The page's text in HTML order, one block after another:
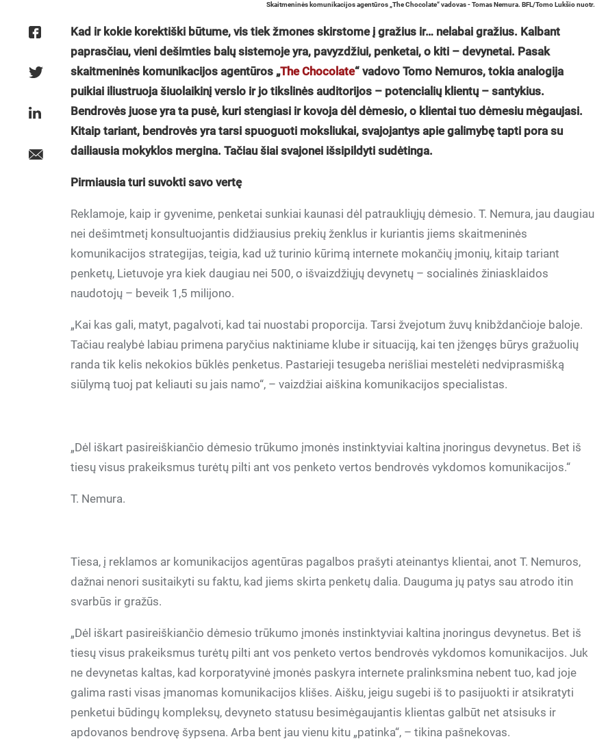
Skaitmeninės komunikacijos agentūros „The Chocolate“ vadovas - Tomas Nemura. BFL/Tomo Lukšio nuotr.
Kad ir kokie korektiški būtume, vis tiek žmones skirstome į gražius ir… nelabai gražius. Kalbant
paprasčiau, vieni dešimties balų sistemoje yra, pavyzdžiui, penketai, o kiti – devynetai. Pasak
skaitmeninės komunikacijos agentūros „The Chocolate“ vadovo Tomo Nemuros, tokia analogija
puikiai iliustruoja šiuolaikinį verslo ir jo tikslinės auditorijos – potencialių klientų – santykius.
Bendrovės juose yra ta pusė, kuri stengiasi ir kovoja dėl dėmesio, o klientai tuo dėmesiu mėgaujasi.
Kitaip tariant, bendrovės yra tarsi spuoguoti moksliukai, svajojantys apie galimybę tapti pora su
dailiausia mokyklos mergina. Tačiau šiai svajonei išsipildyti sudėtinga.
Pirmiausia turi suvokti savo vertę
Reklamoje, kaip ir gyvenime, penketai sunkiai kaunasi dėl patraukliųjų dėmesio. T. Nemura, jau daugiau
nei dešimtmetį konsultuojantis didžiausius prekių ženklus ir kuriantis jiems skaitmeninės
komunikacijos strategijas, teigia, kad už turinio kūrimą internete mokančių įmonių, kitaip tariant
penketų, Lietuvoje yra kiek daugiau nei 500, o išvaizdžiųjų devynetų – socialinės žiniasklaidos
naudotojų – beveik 1,5 milijono.
„Kai kas gali, matyt, pagalvoti, kad tai nuostabi proporcija. Tarsi žvejotum žuvų knibždančioje baloje.
Tačiau realybė labiau primena paryčius naktiniame klube ir situaciją, kai ten įžengęs būrys gražuolių
randa tik kelis nekokios būklės penketus. Pastarieji tesugeba nerišliai mestelėti nedviprasmišką
siūlymą tuoj pat keliauti su jais namo“, – vaizdžiai aiškina komunikacijos specialistas.
„Dėl iškart pasireiškiančio dėmesio trūkumo įmonės instinktyviai kaltina įnoringus devynetus. Bet iš
tiesų visus prakeiksmus turėtų pilti ant vos penketo vertos bendrovės vykdomos komunikacijos.“
T. Nemura.
Tiesa, į reklamos ar komunikacijos agentūras pagalbos prašyti ateinantys klientai, anot T. Nemuros,
dažnai nenori susitaikyti su faktu, kad jiems skirta penketų dalia. Dauguma jų patys sau atrodo itin
svarbūs ir gražūs.
„Dėl iškart pasireiškiančio dėmesio trūkumo įmonės instinktyviai kaltina įnoringus devynetus. Bet iš
tiesų visus prakeiksmus turėtų pilti ant vos penketo vertos bendrovės vykdomos komunikacijos. Juk
ne devynetas kaltas, kad korporatyvinė įmonės paskyra internete pralinksmina nebent tuo, kad joje
galima rasti visas įmanomas komunikacijos klišes. Aišku, jeigu sugebi iš to pasijuokti ir atsikratyti
penketui būdingų kompleksų, devyneto statusu besimėgaujantis klientas galbūt net atsisuks ir
apdovanos bendrovę šypsena. Arba bent jau vienu kitu „patinka“, – tikina pašnekovas.